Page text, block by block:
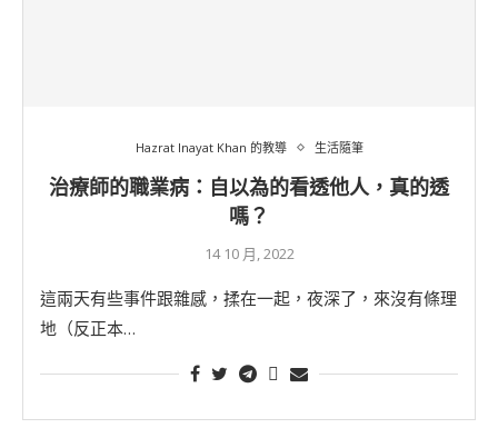
Hazrat Inayat Khan 的教導 生活隨筆
治療師的職業病：自以為的看透他人，真的透
嗎？
14 10 月, 2022
這兩天有些事件跟雜感，揉在一起，夜深了，來沒有條理
地（反正本…